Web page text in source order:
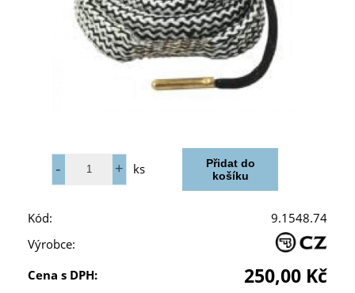
ks
Kód:
9.1548.74
Výrobce:
Cena s DPH:
250,00 Kč